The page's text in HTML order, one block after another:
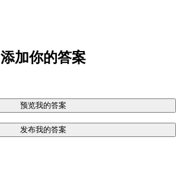
添加你的答案
预览我的答案
发布我的答案